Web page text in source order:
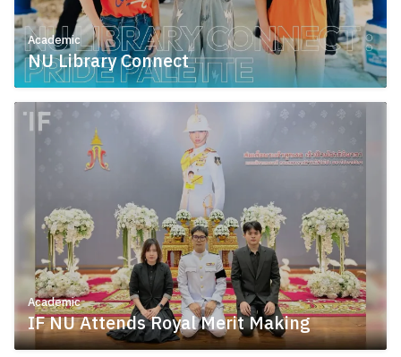
Academic
NU Library Connect
July 9, 2026
Academic
IF NU Attends Royal Merit Making
July 8, 2026